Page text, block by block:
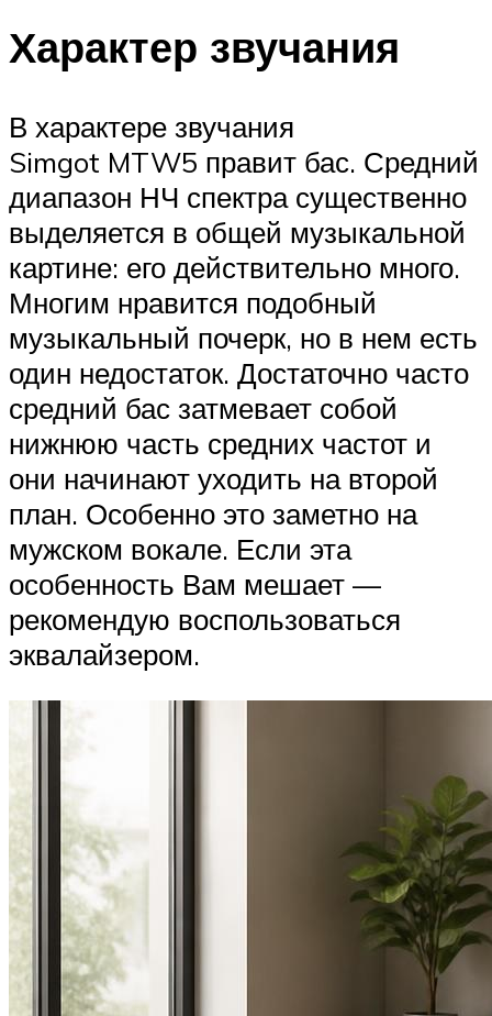
Характер звучания
В характере звучания
Simgot MTW5 правит бас. Средний
диапазон НЧ спектра существенно
выделяется в общей музыкальной
картине: его действительно много.
Многим нравится подобный
музыкальный почерк, но в нем есть
один недостаток. Достаточно часто
средний бас затмевает собой
нижнюю часть средних частот и
они начинают уходить на второй
план. Особенно это заметно на
мужском вокале. Если эта
особенность Вам мешает —
рекомендую воспользоваться
эквалайзером.